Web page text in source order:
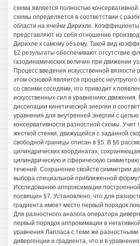
схема является полностью
схемы определяется в соответствии с
области на ячейки Дирихле.
представляют из себя отношение
Дирихле к самому объему. Такой вид
§2 результаты обеспечивают отсутствие
газодинамических величин при движении
Процесс введения искусственной вязкости
этом основой является процесс неупругого
со своими соседями, что приводит к
искусственных сил в уравнениях
диссипации кинетической энергии и
уравнения для внутренней энергии с
консервативности разностной схемы. Учет
жесткой стенки, движущейся с заданной
свободной границы описан в §5. В §6
цилиндрических координатах,
цилиндрическую и сферическую симметрию
течений. Сохранение свойств симметрии
выбора специальной приближенной
Исследованию аппроксимации
посвящен §7. Установлено, что для
градиента имеет место первый порядок
Для разностного аналога оператора
первый порядок аппрокимации в
уравнения Лапласа с теми же
дивергенции и градиента, что и в